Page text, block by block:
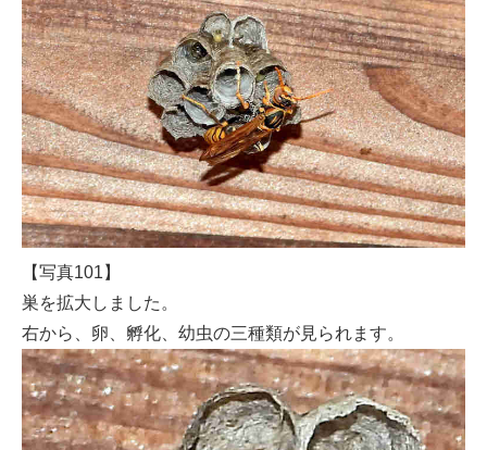
【写真101】
巣を拡大しました。
右から、卵、孵化、幼虫の三種類が見られます。